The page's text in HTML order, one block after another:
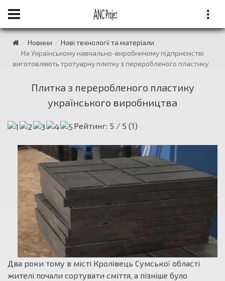
Новини
Нові технології та матеріали
На Українському навчально-виробничому підприємстві
виготовляють тротуарну плитку з переробленого пластику
Плитка з переробленого пластику
українського виробництва
Рейтинг: 5 / 5 (1)
Два роки тому в місті Кролівець Сумської області
жителі почали сортувати сміття, а пізніше було